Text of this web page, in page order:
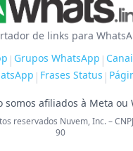
de links para
| Grupos WhatsApp |
| Frases Status |
somos afiliados à Meta ou
reservados Nuvem, Inc. –
90